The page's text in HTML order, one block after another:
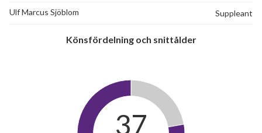
Ulf Marcus Sjöblom Suppleant
Könsfördelning och snittålder
37